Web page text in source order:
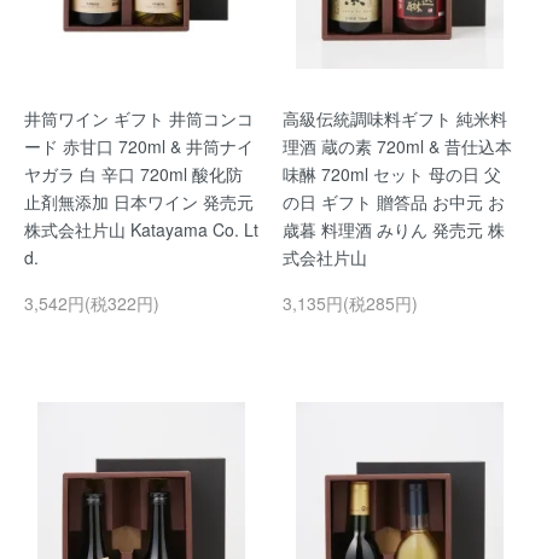
井筒ワイン ギフト 井筒コンコ
ード 赤甘口 720ml & 井筒ナイ
ヤガラ 白 辛口 720ml 酸化防
止剤無添加 日本ワイン 発売元
株式会社片山 Katayama Co. Lt
d.
3,542円(税322円)
高級伝統調味料ギフト 純米料
理酒 蔵の素 720ml & 昔仕込本
味醂 720ml セット 母の日 父
の日 ギフト 贈答品 お中元 お
歳暮 料理酒 みりん 発売元 株
式会社片山
3,135円(税285円)